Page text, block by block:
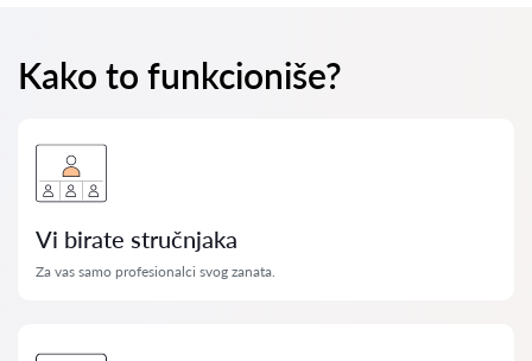
Kako to funkcioniše?
Vi birate stručnjaka
Za vas samo profesionalci svog zanata.